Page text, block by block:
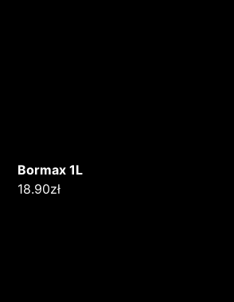
Bormax 1L
18.90zł